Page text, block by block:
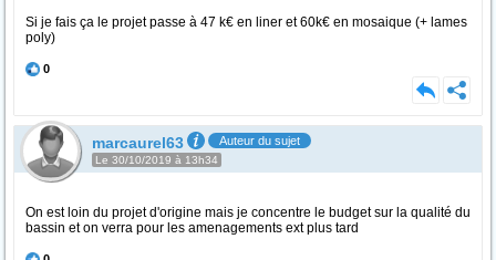
Si je fais ça le projet passe à 47 k€ en liner et 60k€ en mosaique (+ lames
poly)
0
marcaurel63 Auteur du sujet
Le 30/10/2019 à 13h34
On est loin du projet d'origine mais je concentre le budget sur la qualité du
bassin et on verra pour les amenagements ext plus tard